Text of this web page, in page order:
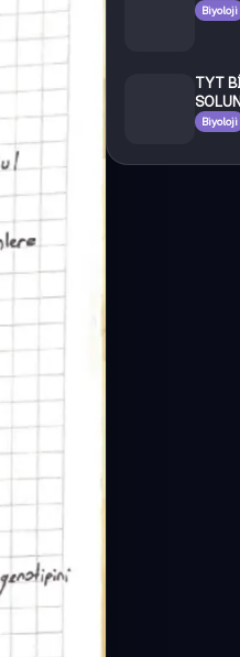
Biyoloji
TYT
Biyoloji